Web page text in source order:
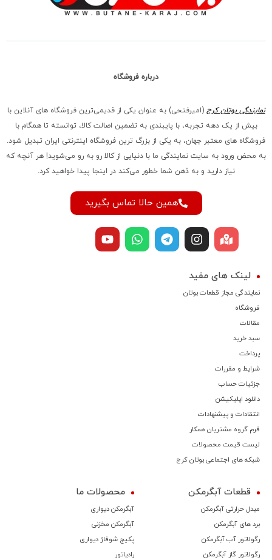
درباره فروشگاه
نمایندگی بوتان کرج (امیرفتحی) به عنوان یکی از قدیمی‌ترین فروشگاه های آنلاین با
بیش از یک دهه تجربه، با پایبندی به تضمین اصالت کالا، توانسته تا همگام با
فروشگاه‌ های معتبر جهان، به یکی از بزرگ‌ ترین فروشگاه اینترنتی ایران تبدیل شود.
به محض ورود به سایت نمایندگی ما با دنیایی از کالا رو به رو می‌شوید! هر آنچه که
نیاز دارید و به ذهن شما خطور می‌کند در اینجا پیدا خواهید کرد.
همین حالا تماس بگیرید
لینک های مفید
نمایندگی مجاز قطعات بوتان
فروشگاه
مقالات
سبد خرید
پرداخت
شرایط و مقررات
جزئیات حساب
دانلود اپلیکیشن
انتقادات و پیشنهادات
فرم گروه مشتریان همکار
لیست قیمت محصولات
شبکه های اجتماعی بوتان کرج
قطعات آبگرمکن
مبدل حرارتی آبگرمکن
برد های آبگرمکن
رگولاتور آب آبگرمکن
رگولاتور گاز آبگرمکن
محصولات ما
آبگرمکن دیواری
آبگرمکن مخزنی
پکیج شوفاژ دیواری
رادیاتور